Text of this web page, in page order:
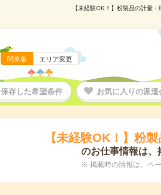
【未経験OK！】粉製品の計量
関東版 エリア変更
保存した希望条件 お気に入りの派遣
【未経験OK！】粉
のお仕事情報は、
※ 掲載時の情報は、ペ